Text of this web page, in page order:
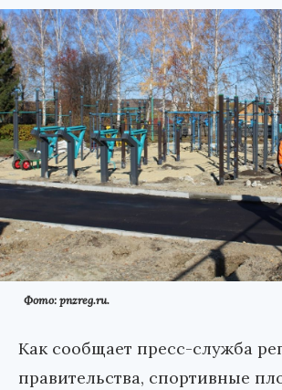
Фото: pnzreg.ru.
Как сообщает пресс-служба
правительства, спортивные